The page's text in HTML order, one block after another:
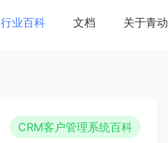
行业百科 文档 关于青动
CRM客户管理系统百科